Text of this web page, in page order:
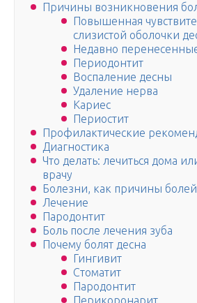
Причины возникновения
Повышенная
слизистой оболочки
Недавно
Периодонтит
Воспаление десны
Удаление нерва
Кариес
Периостит
Профилактические
Диагностика
Что делать: лечиться дома
врачу
Болезни, как причины болей
Лечение
Пародонтит
Боль после лечения зуба
Почему болят десна
Гингивит
Стоматит
Пародонтит
Перикоронарит